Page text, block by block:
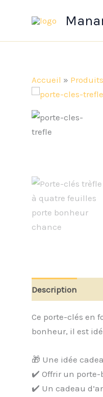
Accueil » Produits
Description
Ce porte-clés en
bonheur, il est
🎁 Une idée
✔️ Offrir un
✔️ Un cadeau